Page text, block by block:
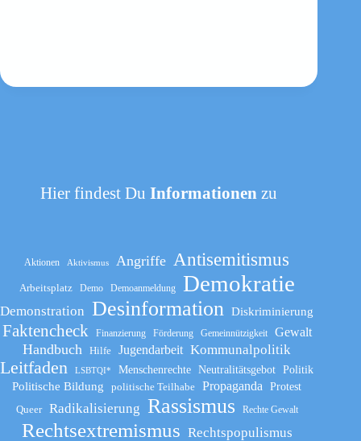
Hier findest DuInformationenzu
Aktionen Aktivismus Angriffe Antisemitismus
Arbeitsplatz Demo Demoanmeldung Demokratie
Demonstration Desinformation Diskriminierung
Faktencheck Finanzierung Förderung Gemeinnützigkeit Gewalt
Handbuch Hilfe Jugendarbeit Kommunalpolitik
Leitfaden LSBTQI* Menschenrechte Neutralitätsgebot Politik
Politische Bildung politische Teilhabe Propaganda
Protest
Queer
Radikalisierung Rassismus Rechte Gewalt
Rechtsextremismus Rechtspopulismus